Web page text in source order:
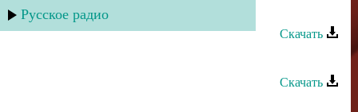
Русское радио
Руслан Гасанов - Как мне забыть
Скачать
Скачать